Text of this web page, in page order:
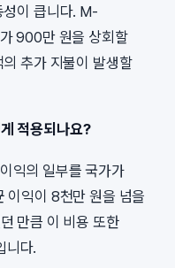
성이 큽니다. M-
900만 원을 상회할
추가 지불이 발생할
적용되나요?
익의 일부를 국가가
이익이 8천만 원을 넘을
만큼 이 비용 또한
니다.